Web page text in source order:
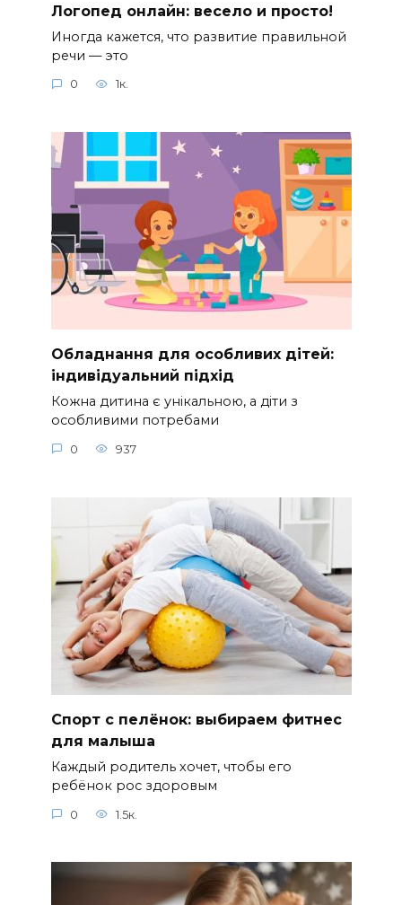
Логопед онлайн: весело и просто!
Иногда кажется, что развитие правильной
речи — это
0 1к.
Обладнання для особливих дітей:
індивідуальний підхід
Кожна дитина є унікальною, а діти з
особливими потребами
0 937
Спорт с пелёнок: выбираем фитнес
для малыша
Каждый родитель хочет, чтобы его
ребёнок рос здоровым
0 1.5к.